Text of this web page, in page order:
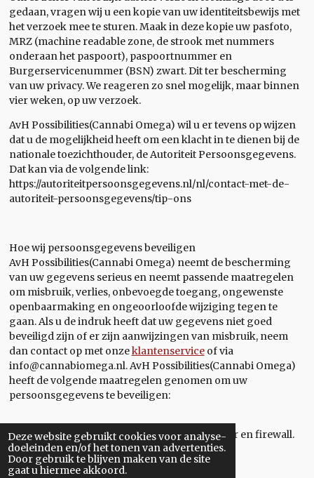
Deze website gebruikt cookies voor analyse-
doeleinden en/of het tonen van advertenties.
Door gebruik te blijven maken van de site
gaat u hiermee akkoord.
gedaan, vragen wij u een kopie van uw identiteitsbewijs met
het verzoek mee te sturen. Maak in deze kopie uw pasfoto,
MRZ (machine readable zone, de strook met nummers
onderaan het paspoort), paspoortnummer en
Burgerservicenummer (BSN) zwart. Dit ter bescherming
van uw privacy. We reageren zo snel mogelijk, maar binnen
vier weken, op uw verzoek.
AvH Possibilities(Cannabi Omega) wil u er tevens op wijzen
dat u de mogelijkheid heeft om een klacht in te dienen bij de
nationale toezichthouder, de Autoriteit Persoonsgegevens.
Dat kan via de volgende link:
https://autoriteitpersoonsgegevens.nl/nl/contact-met-de-
autoriteit-persoonsgegevens/tip-ons
Hoe wij persoonsgegevens beveiligen
AvH Possibilities(Cannabi Omega) neemt de bescherming
van uw gegevens serieus en neemt passende maatregelen
om misbruik, verlies, onbevoegde toegang, ongewenste
openbaarmaking en ongeoorloofde wijziging tegen te
gaan. Als u de indruk heeft dat uw gegevens niet goed
beveiligd zijn of er zijn aanwijzingen van misbruik, neem
dan contact op met onzeklantenserviceof via
info@cannabiomega.nl. AvH Possibilities(Cannabi Omega)
heeft de volgende maatregelen genomen om uw
persoonsgegevens te beveiligen:
- Beveiligingssoftware, zoals een virusscanner en firewall.